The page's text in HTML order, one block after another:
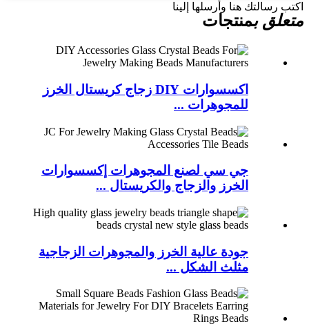
اكتب رسالتك هنا وأرسلها إلينا
متعلق بمنتجات
اكسسوارات DIY زجاج كريستال الخرز
للمجوهرات ...
جي سي لصنع المجوهرات إكسسوارات
الخرز والزجاج والكريستال ...
جودة عالية الخرز والمجوهرات الزجاجية
مثلث الشكل ...